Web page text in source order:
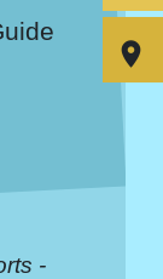
-
room